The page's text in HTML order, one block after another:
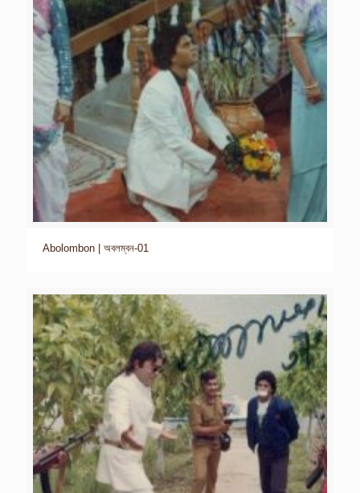
Abolombon | অবলম্বন-01